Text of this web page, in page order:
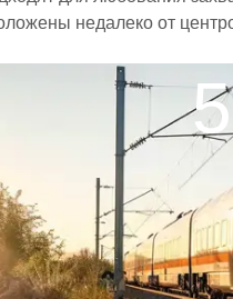
недалеко от